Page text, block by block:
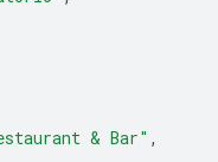
& Bar" ,